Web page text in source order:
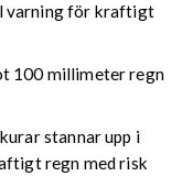
varning för kraftigt
100 millimeter regn
stannar upp i
regn med risk